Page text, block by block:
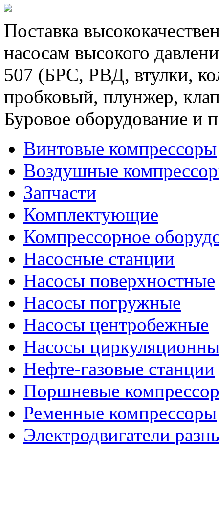
Поставка
насосам высокого
507 (БРС, РВД, втулки,
пробковый, плунжер,
Буровое оборудование и
Винтовые компрессоры
Воздушные
Запчасти
Комплектующие
Компрессорное
Насосные станции
Насосы поверхностные
Насосы погружные
Насосы центробежные
Насосы
Нефте-газовые станции
Поршневые
Ременные компрессоры
Электродвигатели